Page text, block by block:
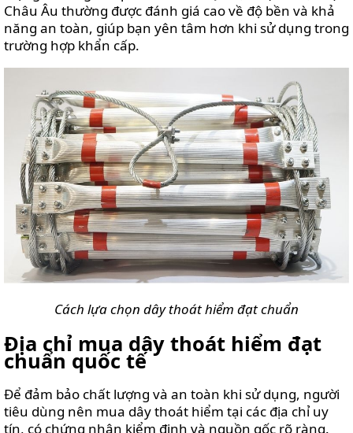
Châu Âu thường được đánh giá cao về độ bền và khả
năng an toàn, giúp bạn yên tâm hơn khi sử dụng trong
trường hợp khẩn cấp.
Cách lựa chọn dây thoát hiểm đạt chuẩn
Địa chỉ mua dây thoát hiểm đạt
chuẩn quốc tế
Để đảm bảo chất lượng và an toàn khi sử dụng, người
tiêu dùng nên mua dây thoát hiểm tại các địa chỉ uy
tín, có chứng nhận kiểm định và nguồn gốc rõ ràng.